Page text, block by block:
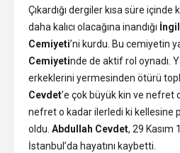
Çıkardığı dergiler kısa süre
daha kalıcı olacağına inandığı
Cemiyeti’ni kurdu. Bu cemiyetin
Cemiyetinde de aktif rol oynadı.
erkeklerini yermesinden ötürü
Cevdet’e çok büyük kin ve nefret
nefret o kadar ilerledi ki kellesine
oldu. Abdullah Cevdet, 29 Kasım
İstanbul’da hayatını kaybetti.